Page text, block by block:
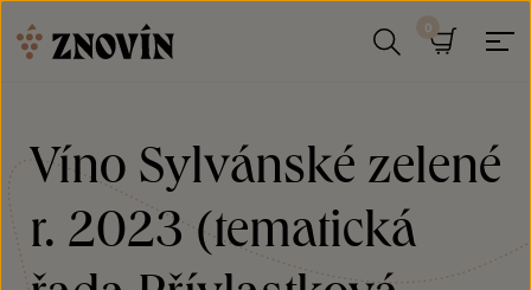
Víno Sylvánské zelené
r. 2023 (tematická